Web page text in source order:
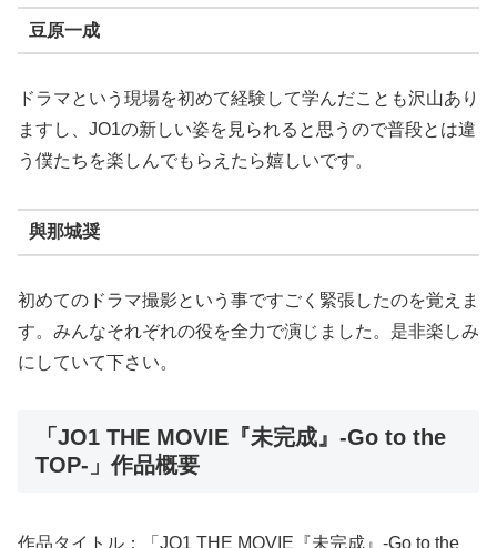
豆原一成
ドラマという現場を初めて経験して学んだことも沢山あり
ますし、JO1の新しい姿を見られると思うので普段とは違
う僕たちを楽しんでもらえたら嬉しいです。
與那城奨
初めてのドラマ撮影という事ですごく緊張したのを覚えま
す。みんなそれぞれの役を全力で演じました。是非楽しみ
にしていて下さい。
「JO1 THE MOVIE『未完成』-Go to the
TOP-」作品概要
作品タイトル：「JO1 THE MOVIE『未完成』-Go to the